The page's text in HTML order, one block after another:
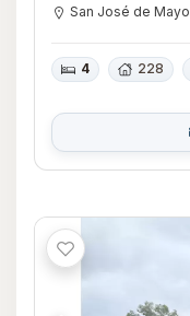
San José de Mayo
4 228